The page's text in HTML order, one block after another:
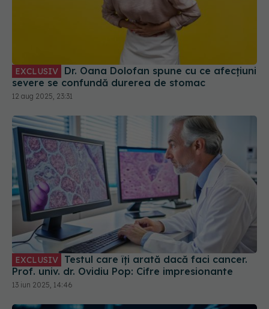
EXCLUSIV
severe se confundă durerea de stomac
12 aug 2025, 23:31
EXCLUSIV
Prof. univ. dr. Ovidiu Pop: Cifre impresionante
13 iun 2025, 14:46